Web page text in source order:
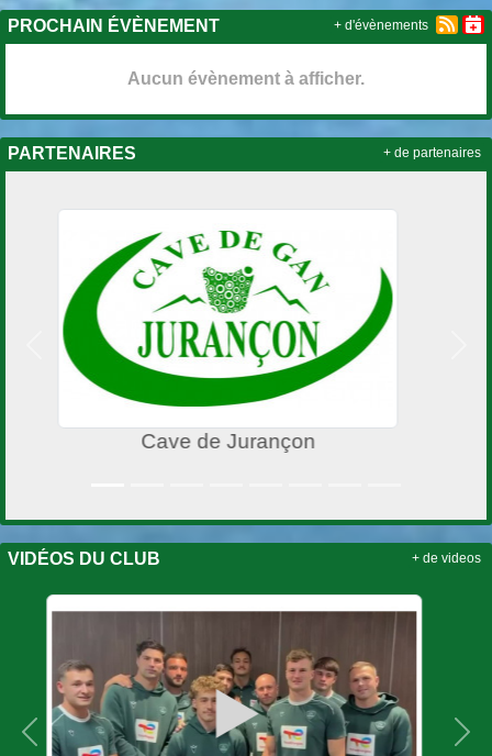
PROCHAIN ÉVÈNEMENT
Aucun évènement à afficher.
+ d'évènements
PARTENAIRES
Ville de PAU
Précedent
+ de partenaires
VIDÉOS DU CLUB
Précedent
+ de videos